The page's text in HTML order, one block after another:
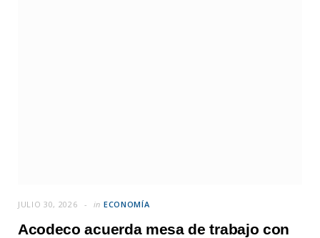
JULIO 30, 2026 in ECONOMÍA
Acodeco acuerda mesa de trabajo con